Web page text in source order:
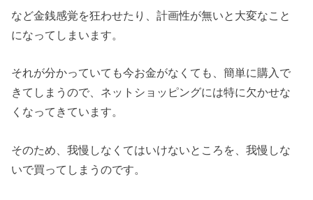
など金銭感覚を狂わせたり、計画性が無いと大変なこと
になってしまいます。
それが分かっていても今お金がなくても、簡単に購入で
きてしまうので、ネットショッピングには特に欠かせな
くなってきています。
そのため、我慢しなくてはいけないところを、我慢しな
いで買ってしまうのです。